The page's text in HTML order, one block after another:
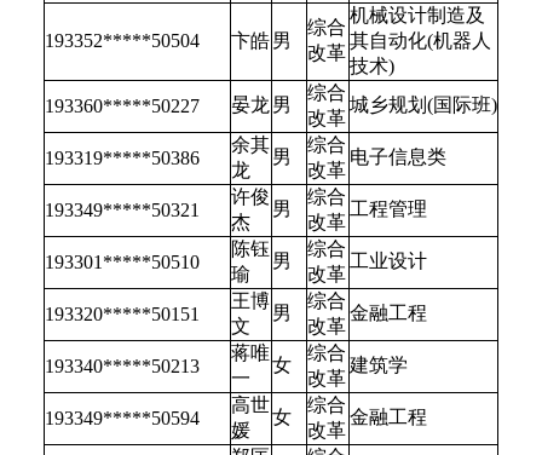
193352*****50504 卞皓男
综合
改革
机械设计制造及
其自动化(机器人
技术)
193360*****50227
晏龙 男
综合
改革
城乡规划(国际班)
193319*****50386
余其
龙
男
综合
改革
电子信息类
193349*****50321
许俊
杰
男
综合
改革
工程管理
193301*****50510
陈钰
瑜
男
综合
改革
工业设计
193320*****50151
王博
文
男
综合
改革
金融工程
193340*****50213
蒋唯
一
女
综合
改革
建筑学
193349*****50594
高世
媛
女
综合
改革
金融工程